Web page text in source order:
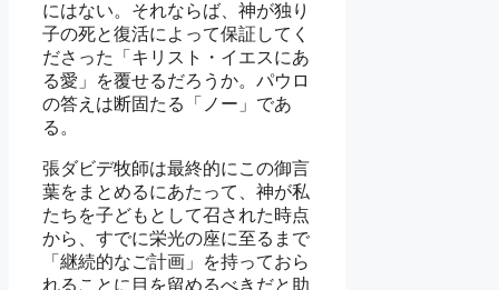
にはない。それならば、神が独り
子の死と復活によって保証してく
ださった「キリスト・イエスにあ
る愛」を覆せるだろうか。パウロ
の答えは断固たる「ノー」であ
る。
張ダビデ牧師は最終的にこの御言
葉をまとめるにあたって、神が私
たちを子どもとして召された時点
から、すでに栄光の座に至るまで
「継続的なご計画」を持っておら
れることに目を留めるべきだと助